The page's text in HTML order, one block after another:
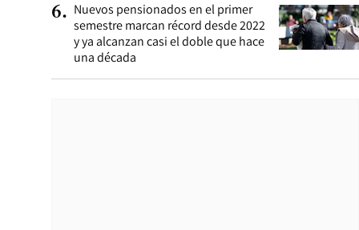
6. Nuevos pensionados en el primer
semestre marcan récord desde 2022
y ya alcanzan casi el doble que hace
una década